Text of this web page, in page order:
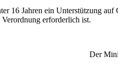
16 Jahren ein Unterstützung
erforderlich ist.
Der